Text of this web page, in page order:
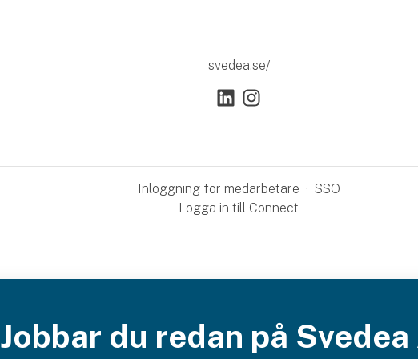
svedea.se/
Inloggning för medarbetare · SSO
Logga in till Connect
Jobbar du redan på Svedea